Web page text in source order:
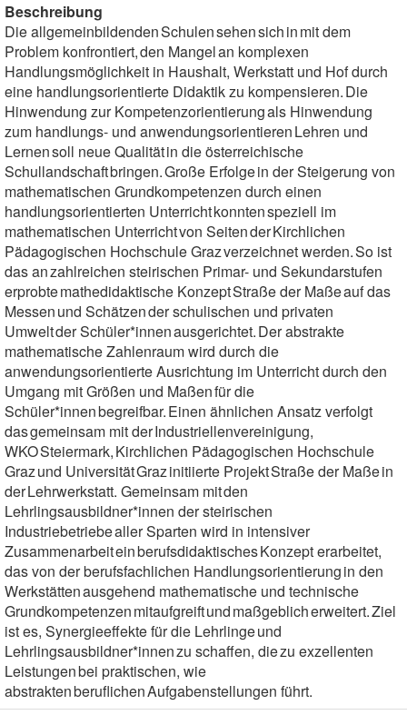
Beschreibung
Die allgemeinbildenden Schulen sehen sich in mit dem
Problem konfrontiert, den Mangel an komplexen
Handlungsmöglichkeit in Haushalt, Werkstatt und Hof durch
eine handlungsorientierte Didaktik zu kompensieren. Die
Hinwendung zur Kompetenzorientierung als Hinwendung
zum handlungs- und anwendungsorientieren Lehren und
Lernen soll neue Qualität in die österreichische
Schullandschaft bringen. Große Erfolge in der Steigerung von
mathematischen Grundkompetenzen durch einen
handlungsorientierten Unterricht konnten speziell im
mathematischen Unterricht von Seiten der Kirchlichen
Pädagogischen Hochschule Graz verzeichnet werden. So ist
das an zahlreichen steirischen Primar- und Sekundarstufen
erprobte mathedidaktische Konzept Straße der Maße auf das
Messen und Schätzen der schulischen und privaten
Umwelt der Schüler*innen ausgerichtet. Der abstrakte
mathematische Zahlenraum wird durch die
anwendungsorientierte Ausrichtung im Unterricht durch den
Umgang mit Größen und Maßen für die
Schüler*innen begreifbar. Einen ähnlichen Ansatz verfolgt
das gemeinsam mit der Industriellenvereinigung,
WKO Steiermark, Kirchlichen Pädagogischen Hochschule
Graz und Universität Graz initiierte Projekt Straße der Maße in
der Lehrwerkstatt. Gemeinsam mit den
Lehrlingsausbildner*innen der steirischen
Industriebetriebe aller Sparten wird in intensiver
Zusammenarbeit ein berufsdidaktisches Konzept erarbeitet,
das von der berufsfachlichen Handlungsorientierung in den
Werkstätten ausgehend mathematische und technische
Grundkompetenzen mitaufgreift und maßgeblich erweitert. Ziel
ist es, Synergieeffekte für die Lehrlinge und
Lehrlingsausbildner*innen zu schaffen, die zu exzellenten
Leistungen bei praktischen, wie
abstrakten beruflichen Aufgabenstellungen führt.